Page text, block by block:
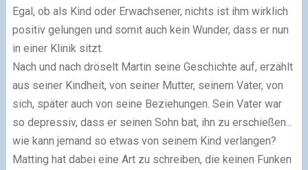
Egal, ob als Kind oder Erwachsener, nichts ist ihm wirklich
positiv gelungen und somit auch kein Wunder, dass er nun
in einer Klinik sitzt.
Nach und nach dröselt Martin seine Geschichte auf, erzählt
aus seiner Kindheit, von seiner Mutter, seinem Vater, von
sich, später auch von seine Beziehungen. Sein Vater war
so depressiv, dass er seinen Sohn bat, ihn zu erschießen...
wie kann jemand so etwas von seinem Kind verlangen?
Matting hat dabei eine Art zu schreiben, die keinen Funken